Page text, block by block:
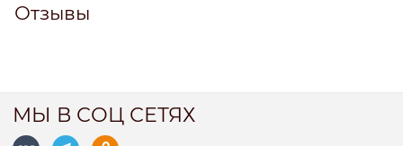
Отзывы
МЫ В СОЦ СЕТЯХ